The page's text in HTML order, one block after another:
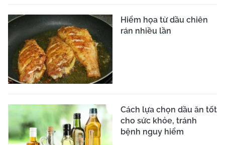
Hiểm họa từ dầu chiên
rán nhiều lần
Cách lựa chọn dầu ăn tốt
cho sức khỏe, tránh
bệnh nguy hiểm